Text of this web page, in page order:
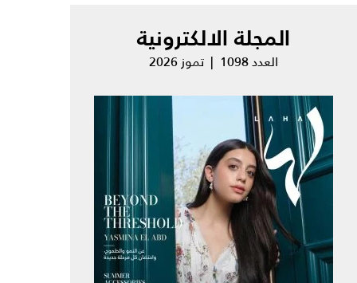
المجلة الالكترونية
العدد 1098 | تموز 2026